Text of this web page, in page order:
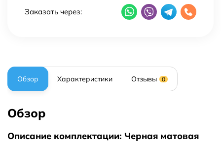
Заказать через:
Обзор Характеристики Отзывы 0
Обзор
Описание комплектации: Черная матовая